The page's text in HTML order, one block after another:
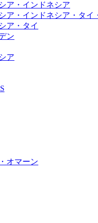
ア・インドネシア
ア・インドネシア・タイ
ア・タイ
ン
ア
オマーン